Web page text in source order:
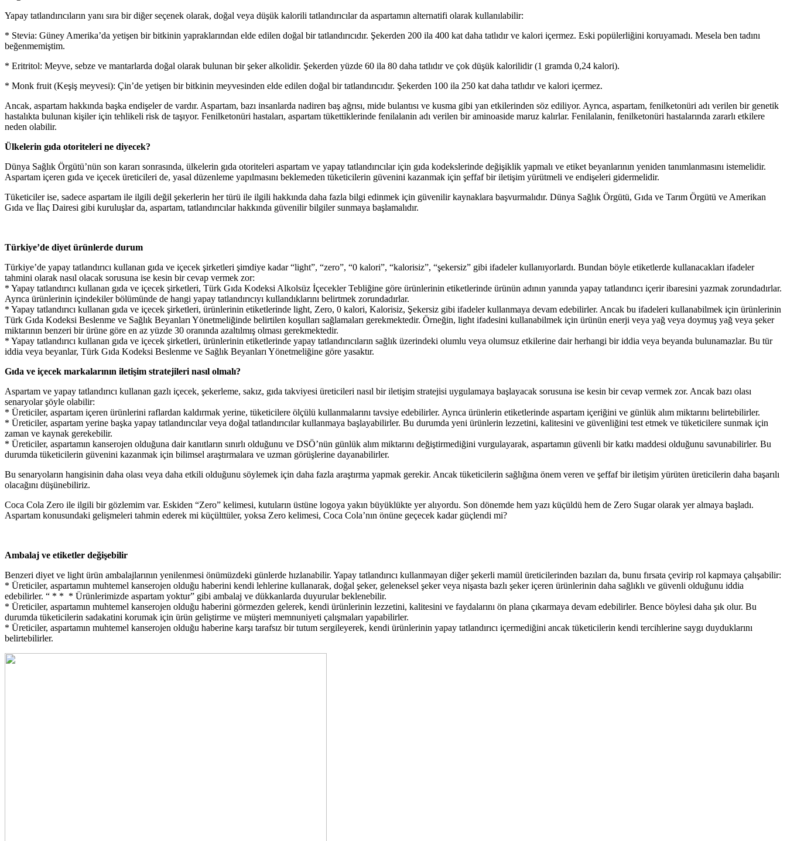
Yapay tatlandırıcıların yanı sıra bir diğer seçenek olarak, doğal veya düşük kalorili tatlandırıcılar da aspartamın alternatifi olarak kullanılabilir:
* Stevia: Güney Amerika’da yetişen bir bitkinin yapraklarından elde edilen doğal bir tatlandırıcıdır. Şekerden 200 ila 400 kat daha tatlıdır ve kalori içermez. Eski popülerliğini koruyamadı. Mesela ben tadını
beğenmemiştim.
* Eritritol: Meyve, sebze ve mantarlarda doğal olarak bulunan bir şeker alkolidir. Şekerden yüzde 60 ila 80 daha tatlıdır ve çok düşük kalorilidir (1 gramda 0,24 kalori).
* Monk fruit (Keşiş meyvesi): Çin’de yetişen bir bitkinin meyvesinden elde edilen doğal bir tatlandırıcıdır. Şekerden 100 ila 250 kat daha tatlıdır ve kalori içermez.
Ancak, aspartam hakkında başka endişeler de vardır. Aspartam, bazı insanlarda nadiren baş ağrısı, mide bulantısı ve kusma gibi yan etkilerinden söz ediliyor. Ayrıca, aspartam, fenilketonüri adı verilen bir genetik
hastalıkta bulunan kişiler için tehlikeli risk de taşıyor. Fenilketonüri hastaları, aspartam tükettiklerinde fenilalanin adı verilen bir aminoaside maruz kalırlar. Fenilalanin, fenilketonüri hastalarında zararlı etkilere
neden olabilir.
Ülkelerin gıda otoriteleri ne diyecek?
Dünya Sağlık Örgütü’nün son kararı sonrasında, ülkelerin gıda otoriteleri aspartam ve yapay tatlandırıcılar için gıda kodekslerinde değişiklik yapmalı ve etiket beyanlarının yeniden tanımlanmasını istemelidir.
Aspartam içeren gıda ve içecek üreticileri de, yasal düzenleme yapılmasını beklemeden tüketicilerin güvenini kazanmak için şeffaf bir iletişim yürütmeli ve endişeleri gidermelidir.
Tüketiciler ise, sadece aspartam ile ilgili değil şekerlerin her türü ile ilgili hakkında daha fazla bilgi edinmek için güvenilir kaynaklara başvurmalıdır. Dünya Sağlık Örgütü, Gıda ve Tarım Örgütü ve Amerikan
Gıda ve İlaç Dairesi gibi kuruluşlar da, aspartam, tatlandırıcılar hakkında güvenilir bilgiler sunmaya başlamalıdır.
Türkiye’de diyet ürünlerde durum
Türkiye’de yapay tatlandırıcı kullanan gıda ve içecek şirketleri şimdiye kadar “light”, “zero”, “0 kalori”, “kalorisiz”, “şekersiz” gibi ifadeler kullanıyorlardı. Bundan böyle etiketlerde kullanacakları ifadeler
tahmini olarak nasıl olacak sorusuna ise kesin bir cevap vermek zor:
* Yapay tatlandırıcı kullanan gıda ve içecek şirketleri, Türk Gıda Kodeksi Alkolsüz İçecekler Tebliğine göre ürünlerinin etiketlerinde ürünün adının yanında yapay tatlandırıcı içerir ibaresini yazmak zorundadırlar.
Ayrıca ürünlerinin içindekiler bölümünde de hangi yapay tatlandırıcıyı kullandıklarını belirtmek zorundadırlar.
* Yapay tatlandırıcı kullanan gıda ve içecek şirketleri, ürünlerinin etiketlerinde light, Zero, 0 kalori, Kalorisiz, Şekersiz gibi ifadeler kullanmaya devam edebilirler. Ancak bu ifadeleri kullanabilmek için ürünlerinin
Türk Gıda Kodeksi Beslenme ve Sağlık Beyanları Yönetmeliğinde belirtilen koşulları sağlamaları gerekmektedir. Örneğin, light ifadesini kullanabilmek için ürünün enerji veya yağ veya doymuş yağ veya şeker
miktarının benzeri bir ürüne göre en az yüzde 30 oranında azaltılmış olması gerekmektedir.
* Yapay tatlandırıcı kullanan gıda ve içecek şirketleri, ürünlerinin etiketlerinde yapay tatlandırıcıların sağlık üzerindeki olumlu veya olumsuz etkilerine dair herhangi bir iddia veya beyanda bulunamazlar. Bu tür
iddia veya beyanlar, Türk Gıda Kodeksi Beslenme ve Sağlık Beyanları Yönetmeliğine göre yasaktır.
Gıda ve içecek markalarının iletişim stratejileri nasıl olmalı?
Aspartam ve yapay tatlandırıcı kullanan gazlı içecek, şekerleme, sakız, gıda takviyesi üreticileri nasıl bir iletişim stratejisi uygulamaya başlayacak sorusuna ise kesin bir cevap vermek zor. Ancak bazı olası
senaryolar şöyle olabilir:
* Üreticiler, aspartam içeren ürünlerini raflardan kaldırmak yerine, tüketicilere ölçülü kullanmalarını tavsiye edebilirler. Ayrıca ürünlerin etiketlerinde aspartam içeriğini ve günlük alım miktarını belirtebilirler.
* Üreticiler, aspartam yerine başka yapay tatlandırıcılar veya doğal tatlandırıcılar kullanmaya başlayabilirler. Bu durumda yeni ürünlerin lezzetini, kalitesini ve güvenliğini test etmek ve tüketicilere sunmak için
zaman ve kaynak gerekebilir.
* Üreticiler, aspartamın kanserojen olduğuna dair kanıtların sınırlı olduğunu ve DSÖ’nün günlük alım miktarını değiştirmediğini vurgulayarak, aspartamın güvenli bir katkı maddesi olduğunu savunabilirler. Bu
durumda tüketicilerin güvenini kazanmak için bilimsel araştırmalara ve uzman görüşlerine dayanabilirler.
Bu senaryoların hangisinin daha olası veya daha etkili olduğunu söylemek için daha fazla araştırma yapmak gerekir. Ancak tüketicilerin sağlığına önem veren ve şeffaf bir iletişim yürüten üreticilerin daha başarılı
olacağını düşünebiliriz.
Coca Cola Zero ile ilgili bir gözlemim var. Eskiden “Zero” kelimesi, kutuların üstüne logoya yakın büyüklükte yer alıyordu. Son dönemde hem yazı küçüldü hem de Zero Sugar olarak yer almaya başladı.
Aspartam konusundaki gelişmeleri tahmin ederek mi küçülttüler, yoksa Zero kelimesi, Coca Cola’nın önüne geçecek kadar güçlendi mi?
Ambalaj ve etiketler değişebilir
Benzeri diyet ve light ürün ambalajlarının yenilenmesi önümüzdeki günlerde hızlanabilir. Yapay tatlandırıcı kullanmayan diğer şekerli mamül üreticilerinden bazıları da, bunu fırsata çevirip rol kapmaya çalışabilir:
* Üreticiler, aspartamın muhtemel kanserojen olduğu haberini kendi lehlerine kullanarak, doğal şeker, geleneksel şeker veya nişasta bazlı şeker içeren ürünlerinin daha sağlıklı ve güvenli olduğunu iddia
edebilirler. “ * * * Ürünlerimizde aspartam yoktur” gibi ambalaj ve dükkanlarda duyurular beklenebilir.
* Üreticiler, aspartamın muhtemel kanserojen olduğu haberini görmezden gelerek, kendi ürünlerinin lezzetini, kalitesini ve faydalarını ön plana çıkarmaya devam edebilirler. Bence böylesi daha şık olur. Bu
durumda tüketicilerin sadakatini korumak için ürün geliştirme ve müşteri memnuniyeti çalışmaları yapabilirler.
* Üreticiler, aspartamın muhtemel kanserojen olduğu haberine karşı tarafsız bir tutum sergileyerek, kendi ürünlerinin yapay tatlandırıcı içermediğini ancak tüketicilerin kendi tercihlerine saygı duyduklarını
belirtebilirler.